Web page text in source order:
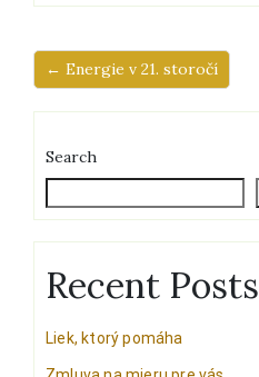
← Energie v 21. storočí
Search
Recent Posts
Liek, ktorý pomáha